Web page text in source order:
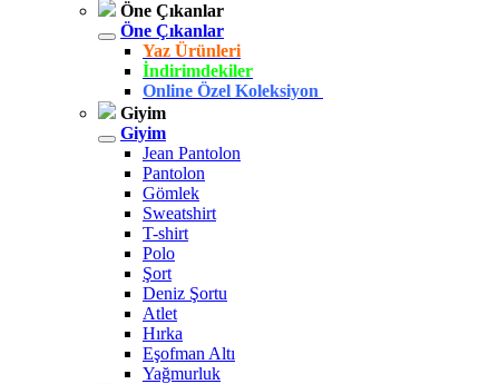
Öne Çıkanlar
Öne Çıkanlar
Yaz Ürünleri
İndirimdekiler
Online Özel Koleksiyon
Giyim
Giyim
Jean Pantolon
Pantolon
Gömlek
Sweatshirt
T-shirt
Polo
Şort
Deniz Şortu
Atlet
Hırka
Eşofman Altı
Yağmurluk